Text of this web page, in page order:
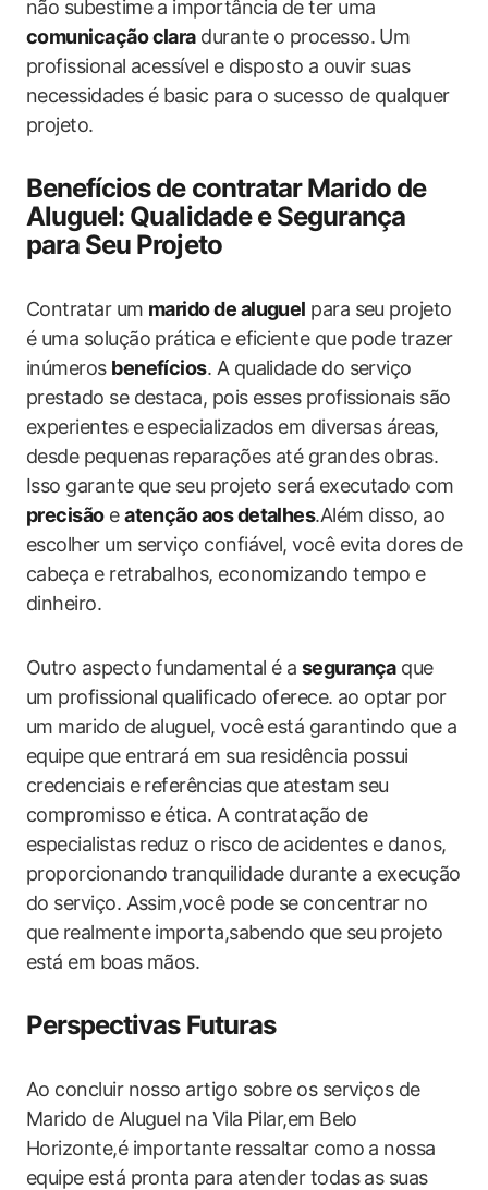
não subestime a importância de ter uma
comunicação claradurante o processo. Um
profissional acessível e disposto a ouvir suas
necessidades é basic para o sucesso de qualquer
projeto.
Benefícios de contratar Marido de
Aluguel: Qualidade e Segurança
para Seu Projeto
Contratar um marido de aluguel para seu projeto
é uma solução prática e eficiente que pode trazer
inúmeros benefícios. A qualidade do serviço
prestado se destaca, pois esses profissionais são
experientes e especializados em diversas áreas,
desde pequenas reparações até grandes obras.
Isso garante que seu projeto será executado com
precisãoeatenção aos detalhes.Além disso, ao
escolher um serviço confiável, você evita dores de
cabeça e retrabalhos, economizando tempo e
dinheiro.
Outro aspecto fundamental é a segurançaque
um profissional qualificado oferece. ao optar por
um marido de aluguel, você está garantindo que a
equipe que entrará em sua residência possui
credenciais e referências que atestam seu
compromisso e ética. A contratação de
especialistas reduz o risco de acidentes e danos,
proporcionando tranquilidade durante a execução
do serviço. Assim,você pode se concentrar no
que realmente importa,sabendo que seu projeto
está em boas mãos.
Perspectivas Futuras
Ao concluir nosso artigo sobre os serviços de
Marido de Aluguel na Vila Pilar,em Belo
Horizonte,é importante ressaltar como a nossa
equipe está pronta para atender todas as suas